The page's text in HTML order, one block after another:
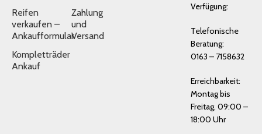
Reifen
verkaufen –
Ankaufformular
Kompletträder
Ankauf
Zahlung
und
Versand
Verfügung:
Telefonische
Beratung:
0163 – 7158632
Erreichbarkeit:
Montag bis
Freitag, 09:00 –
18:00 Uhr